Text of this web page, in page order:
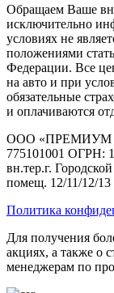
Обращаем Ваше
исключительно
условиях не
положениями
Федерации. Все
на авто и при
обязательные
и оплачиваются
ООО «ПРЕМИУМ
775101001 ОГРН:
вн.тер.г.
помещ. 12/11/12/13
Политика
Для получения
акциях, а также о
менеджерам по